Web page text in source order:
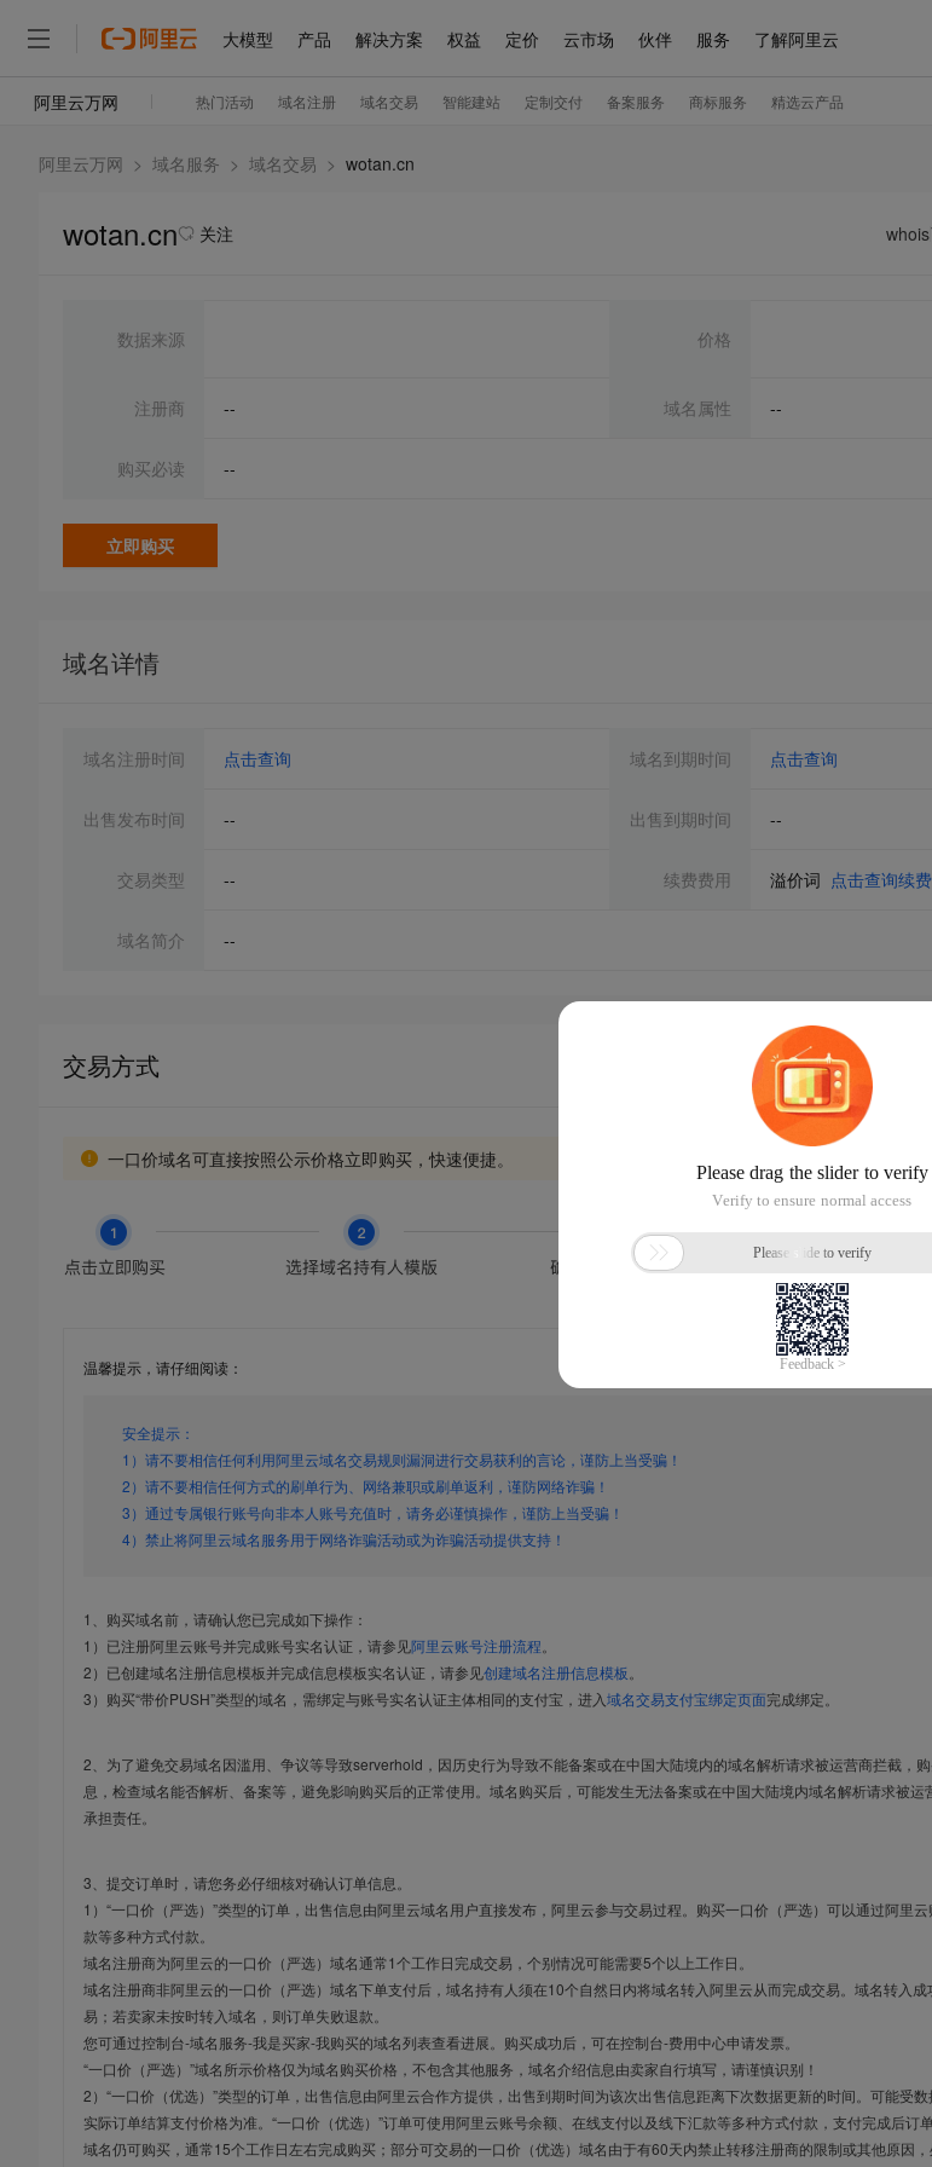
阿里云万网 > 域名服务 > 域名交易 > wotan.cn
wotan.cn 关注 whois
数据来源 价格
注册商 -- 域名属性 --
购买必读 --
立即购买
域名详情
域名注册时间 点击查询 域名到期时间 点击查询
出售发布时间 -- 出售到期时间 --
交易类型 -- 续费费用 溢价词 点击查询续
域名简介 --
交易方式
一口价域名可直接按照公示价格立即购买，快速便捷。
温馨提示，请仔细阅读：
安全提示：
1）请不要相信任何利用阿里云域名交易规则漏洞进行交易获利的言论，谨防上当受骗！
2）请不要相信任何方式的刷单行为、网络兼职或刷单返利，谨防网络诈骗！
3）通过专属银行账号向非本人账号充值时，请务必谨慎操作，谨防上当受骗！
4）禁止将阿里云域名服务用于网络诈骗活动或为诈骗活动提供支持！
1、购买域名前，请确认您已完成如下操作：
1）已注册阿里云账号并完成账号实名认证，请参见阿里云账号注册流程
2）已创建域名注册信息模板并完成信息模板实名认证，请参见创建域名注册信息模板
3）购买“带价PUSH”类型的域名，需绑定与账号实名认证主体相同的支付宝，进入域名交易支付宝绑定页面完成绑定。
2、为了避免交易域名因滥用、争议等导致serverhold，因历史行为导致不能备案或在中国大陆境内的域名解析请求被运营商拦截，
息，检查域名能否解析、备案等，避免影响购买后的正常使用。域名购买后，可能发生无法备案或在中国大陆境内域名解析请求被
承担责任。
3、提交订单时，请您务必仔细核对确认订单信息。
1）“一口价（严选）”类型的订单，出售信息由阿里云域名用户直接发布，阿里云参与交易过程。购买一口价（严选）可以通过阿里
款等多种方式付款。
域名注册商为阿里云的一口价（严选）域名通常1个工作日完成交易，个别情况可能需要5个以上工作日。
域名注册商非阿里云的一口价（严选）域名下单支付后，域名持有人须在10个自然日内将域名转入阿里云从而完成交易。域名转入
易；若卖家未按时转入域名，则订单失败退款。
您可通过控制台-域名服务-我是买家-我购买的域名列表查看进展。购买成功后，可在控制台-费用中心申请发票。
“一口价（严选）”域名所示价格仅为域名购买价格，不包含其他服务，域名介绍信息由卖家自行填写，请谨慎识别！
2）“一口价（优选）”类型的订单，出售信息由阿里云合作方提供，出售到期时间为该次出售信息距离下次数据更新的时间。可能受
实际订单结算支付价格为准。“一口价（优选）”订单可使用阿里云账号余额、在线支付以及线下汇款等多种方式付款，支付完成后订
域名仍可购买，通常15个工作日左右完成购买；部分可交易的一口价（优选）域名由于有60天内禁止转移注册商的限制或其他原因